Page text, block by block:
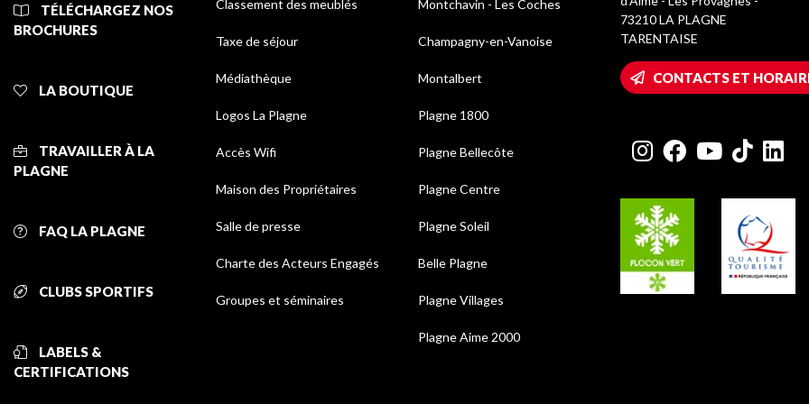
TÉLÉCHARGEZ NOS
BROCHURES
LA BOUTIQUE
TRAVAILLER À LA
PLAGNE
FAQ LA PLAGNE
CLUBS SPORTIFS
LABELS &
CERTIFICATIONS
Classement des meublés
Taxe de séjour
Médiathèque
Logos La Plagne
Accès Wifi
Maison des Propriétaires
Salle de presse
Charte des Acteurs Engagés
Groupes et séminaires
Montchavin - Les Coches
Champagny-en-Vanoise
Montalbert
Plagne 1800
Plagne Bellecôte
Plagne Centre
Plagne Soleil
Belle Plagne
Plagne Villages
Plagne Aime 2000
73210 LA PLAGNE
TARENTAISE
CONTACTS ET